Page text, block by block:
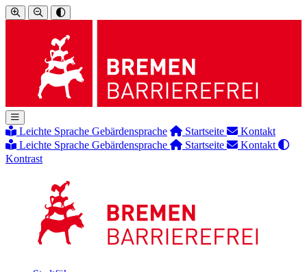
Leichte Sprache Gebärdensprache Startseite
Kontakt
Leichte Sprache Gebärdensprache Startseite
Kontakt
Kontrast